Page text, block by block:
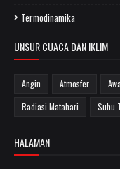
Termodinamika
UNSUR CUACA DAN IKLIM
Angin Atmosfer
Radiasi Matahari
Suhu
HALAMAN